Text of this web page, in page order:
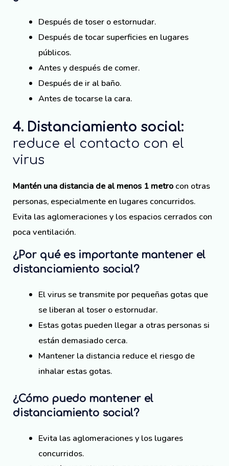
Después de toser o estornudar.
Después de tocar superficies en lugares
públicos.
Antes y después de comer.
Después de ir al baño.
Antes de tocarse la cara.
4. Distanciamiento social:
reduce el contacto con el
virus
Mantén una distancia de al menos 1 metrocon otras
personas, especialmente en lugares concurridos.
Evita las aglomeraciones y los espacios cerrados con
poca ventilación.
¿Por qué es importante mantener el
distanciamiento social?
El virus se transmite por pequeñas gotas que
se liberan al toser o estornudar.
Estas gotas pueden llegar a otras personas si
están demasiado cerca.
Mantener la distancia reduce el riesgo de
inhalar estas gotas.
¿Cómo puedo mantener el
distanciamiento social?
Evita las aglomeraciones y los lugares
concurridos.